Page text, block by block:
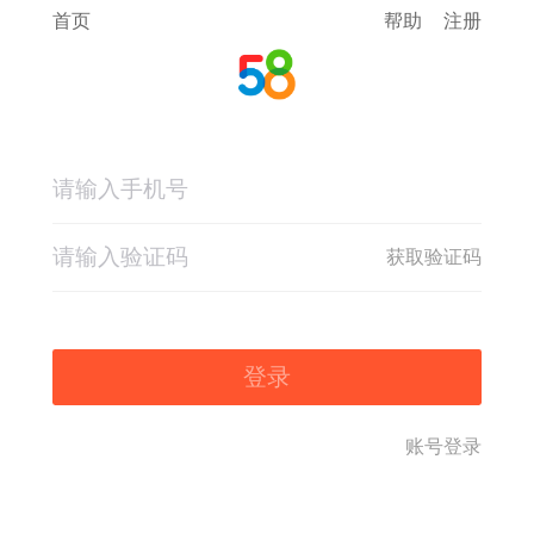
首页 帮助 注册
获取验证码
登录
账号登录